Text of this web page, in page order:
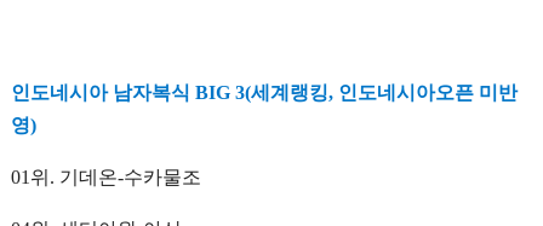
인도네시아 남자복식 BIG 3(세계랭킹, 인도네시아오픈 미반
영)
01위. 기데온-수카물조